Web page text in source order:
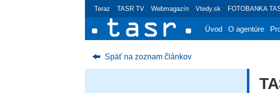
Teraz TASR TV Webmagazín Vtedy.sk FOTOBANKA
Úvod O agentúre
Späť na zoznam článkov